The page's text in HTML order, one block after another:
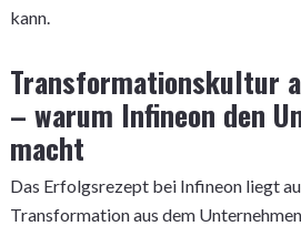
kann.
Transformationskultur
– warum Infineon den
macht
Das Erfolgsrezept bei Infineon liegt
Transformation aus dem